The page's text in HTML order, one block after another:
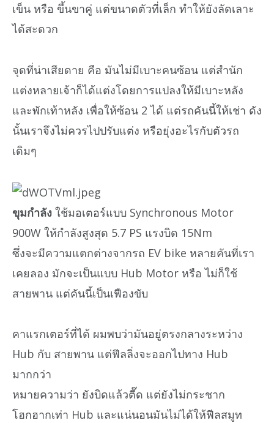
เข็น หรือ ขึ้นขาคู่ แต่ขนาดตัวที่เล็ก ทำให้ยังลัดเลาะ
ได้สะดวก
จุดที่น่าเสียดาย คือ มันไม่มีเบาะคนซ้อน แต่สำนัก
แต่งหลายเจ้าก็ได้แต่งโดยการแปลงให้มีเบาะหลัง
และพักเท้าหลัง เพื่อให้ซ้อน 2 ได้ แต่รถคันนี้ให้เช่า ดัง
นั้นเราจึงไม่ควรไปปรับแต่ง หรือยุ่งอะไรกับตัวรถ
เดิมๆ
ขุมกำลัง ใช้มอเตอร์แบบ Synchronous Motor
900W ให้กำลังสูงสุด 5.7 PS แรงบิด 15Nm
ซึ่งจะมีความแตกต่างจากรถ EV bike หลายคันที่เรา
เคยลอง มักจะเป็นแบบ Hub Motor หรือ ไม่ก็ใช้
สายพาน แต่คันนี้เป็นเฟืองขับ
คาแรกเตอร์ที่ได้ ผมพบว่ามันอยู่ตรงกลางระหว่าง
Hub กับ สายพาน แต่ฟีลลิ่งจะออกไปทาง Hub
มากกว่า
หมายความว่า ยังบิดแล้วตื๊ด แต่ยังไม่กระชาก
โฮกฮากเท่า Hub และแน่นอนมันไม่ได้ให้ฟีลสมูท